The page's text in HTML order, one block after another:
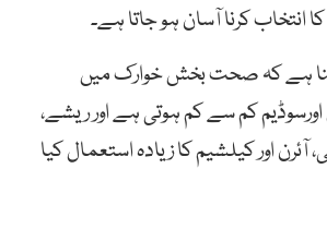
کرنا آسان ہو جاتا ہے۔
ہے کہ صحت بخش خوارک میں
کم سے کم ہوتی ہے اور ریشے،
آئرن اور کیلشیم کا زیادہ استعمال کیا